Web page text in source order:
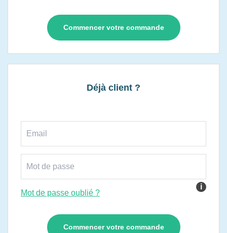
Commencer votre commande
Déjà client ?
i
Mot de passe oublié ?